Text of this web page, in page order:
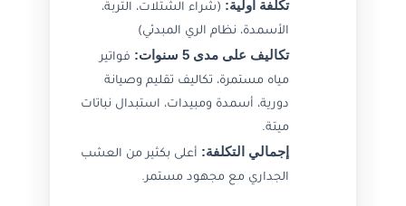
تكلفة أولية: (شراء الشتلات، التربة،
الأسمدة، نظام الري المبدئي)
تكاليف على مدى 5 سنوات:
فواتير
مياه مستمرة، تكاليف تقليم وصيانة
دورية، أسمدة ومبيدات، استبدال نباتات
ميتة.
إجمالي التكلفة: أعلى بكثير من العشب
الجداري مع مجهود مستمر.